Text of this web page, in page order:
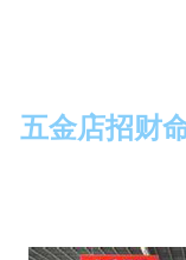
五金店招财